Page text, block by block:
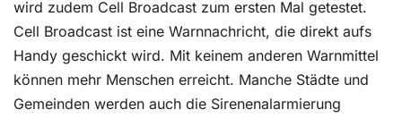
wird zudem Cell Broadcast zum ersten Mal getestet.
Cell Broadcast ist eine Warnnachricht, die direkt aufs
Handy geschickt wird. Mit keinem anderen Warnmittel
können mehr Menschen erreicht. Manche Städte und
Gemeinden werden auch die Sirenenalarmierung